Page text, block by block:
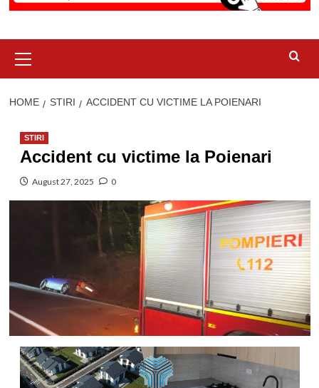
Menu
HOME STIRI ACCIDENT CU VICTIME LA POIENARI
STIRI
Accident cu victime la Poienari
August 27, 2025 0